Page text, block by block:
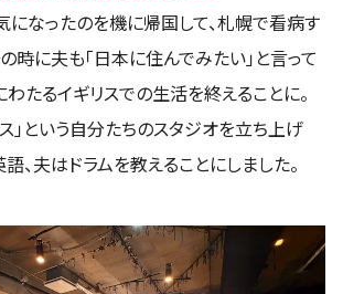
なったのを機に帰国して、札幌で看病す
時に夫も「日本に住んでみたい」と言って
わたるイギリスでの生活を終えることに。
ス」という自分たちのスタジオを立ち上げ
、夫はドラムを教えることにしました。